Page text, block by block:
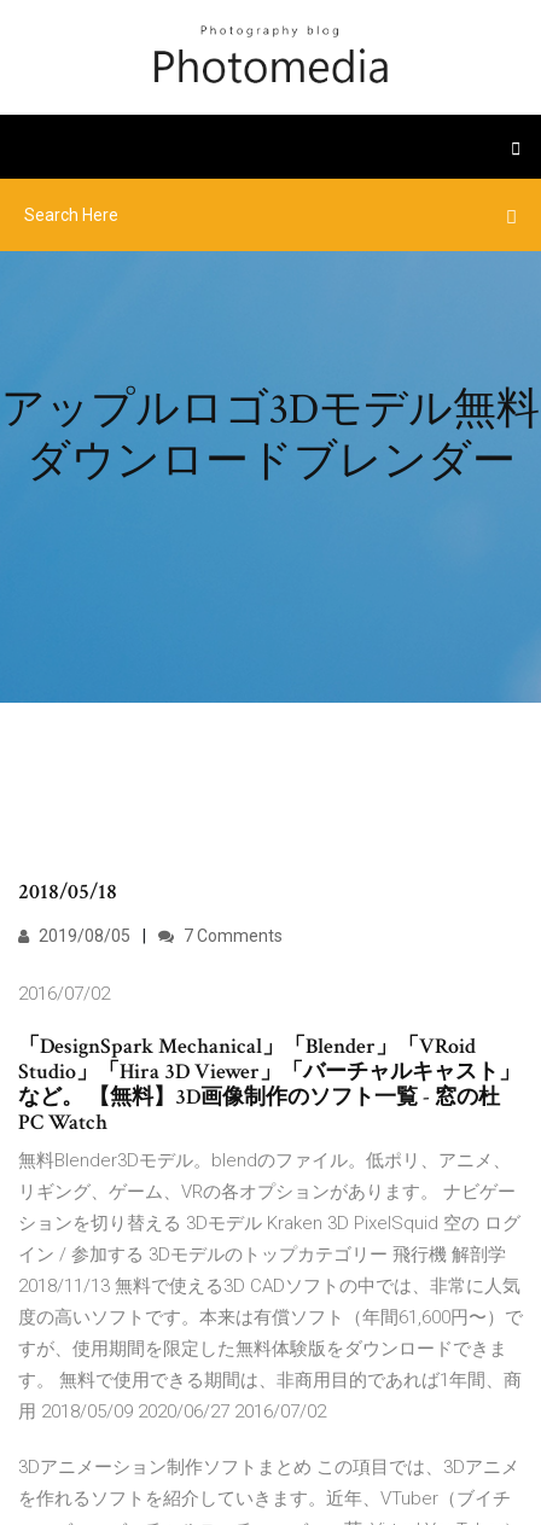
アップルロゴ3Dモデル無料
ダウンロードブレンダー
2018/05/18
2019/08/05 7 Comments
2016/07/02
「DesignSpark Mechanical」「Blender」「VRoid
Studio」「Hira 3D Viewer」「バーチャルキャスト」
など。 【無料】3D画像制作のソフト一覧 - 窓の杜
PC Watch
無料Blender3Dモデル。blendのファイル。低ポリ、アニメ、
リギング、ゲーム、VRの各オプションがあります。 ナビゲー
ションを切り替える 3Dモデル Kraken 3D PixelSquid 空の ログ
イン / 参加する 3Dモデルのトップカテゴリー 飛行機 解剖学
2018/11/13 無料で使える3D CADソフトの中では、非常に人気
度の高いソフトです。本来は有償ソフト（年間61,600円〜）で
すが、使用期間を限定した無料体験版をダウンロードできま
す。 無料で使用できる期間は、非商用目的であれば1年間、商
用 2018/05/09 2020/06/27 2016/07/02
3Dアニメーション制作ソフトまとめ この項目では、3Dアニメ
を作れるソフトを紹介していきます。近年、VTuber（ブイチ